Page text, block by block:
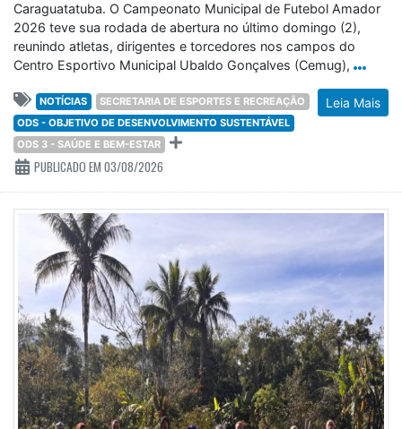
Caraguatatuba. O Campeonato Municipal de Futebol Amador
2026 teve sua rodada de abertura no último domingo (2),
reunindo atletas, dirigentes e torcedores nos campos do
Centro Esportivo Municipal Ubaldo Gonçalves (Cemug),
Leia Mais
NOTÍCIAS
SECRETARIA DE ESPORTES E RECREAÇÃO
ODS - OBJETIVO DE DESENVOLVIMENTO SUSTENTÁVEL
ODS 3 - SAÚDE E BEM-ESTAR
PUBLICADO EM 03/08/2026